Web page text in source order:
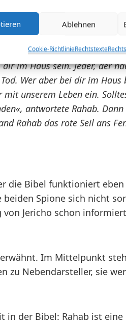
Ablehnen
Cookie-RichtlinieRechtstexte
dir gegeben haben, bindet
eintreffen, musst du das
Und deine Eltern, deine
im Haus sein. Jeder, der
Wer aber bei dir im Haus
unserem Leben ein.
antwortete Rahab.
Rahab das rote Seil ans
die Bibel funktioniert
Spione sich nicht
Jericho schon
Im Mittelpunkt
zu Nebendarsteller, sie
in der Bibel: Rahab ist eine